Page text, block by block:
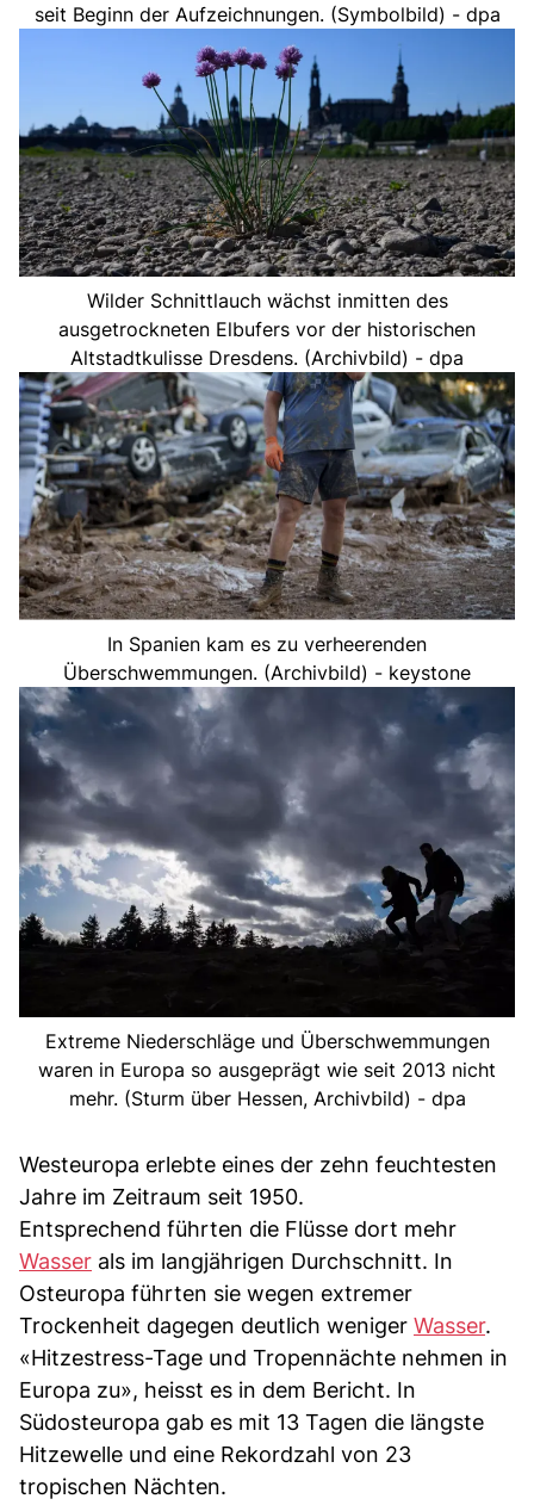
seit Beginn der Aufzeichnungen. (Symbolbild) - dpa
Wilder Schnittlauch wächst inmitten des
ausgetrockneten Elbufers vor der historischen
Altstadtkulisse Dresdens. (Archivbild) - dpa
In Spanien kam es zu verheerenden
Überschwemmungen. (Archivbild) - keystone
Extreme Niederschläge und Überschwemmungen
waren in Europa so ausgeprägt wie seit 2013 nicht
mehr. (Sturm über Hessen, Archivbild) - dpa
Westeuropa erlebte eines der zehn feuchtesten
Jahre im Zeitraum seit 1950.
Entsprechend führten die Flüsse dort mehr
Wasser als im langjährigen Durchschnitt. In
Osteuropa führten sie wegen extremer
Trockenheit dagegen deutlich weniger Wasser.
«Hitzestress-Tage und Tropennächte nehmen in
Europa zu», heisst es in dem Bericht. In
Südosteuropa gab es mit 13 Tagen die längste
Hitzewelle und eine Rekordzahl von 23
tropischen Nächten.